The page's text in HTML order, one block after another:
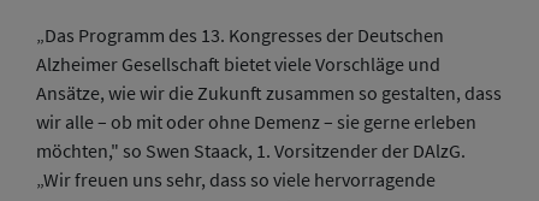
„Das Programm des 13. Kongresses der Deutschen
Alzheimer Gesellschaft bietet viele Vorschläge und
Ansätze, wie wir die Zukunft zusammen so ge­stalten, dass
wir alle – ob mit oder ohne Demenz – sie gerne erleben
möchten," so Swen Staack, 1. Vorsitzender der DAlzG.
„Wir freuen uns sehr, dass so viele hervorragende